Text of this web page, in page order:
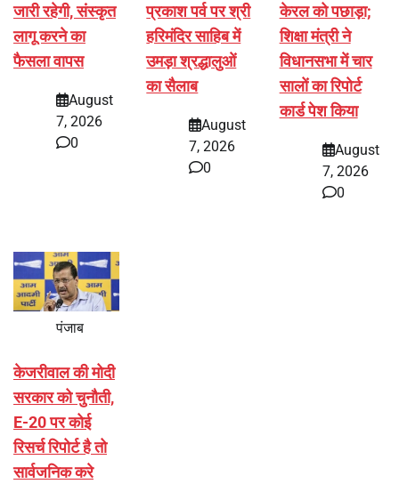
जारी रहेगी, संस्कृत
लागू करने का
फैसला वापस
August
7, 2026
0
प्रकाश पर्व पर श्री
हरिमंदिर साहिब में
उमड़ा श्रद्धालुओं
का सैलाब
August
7, 2026
0
केरल को पछाड़ा;
शिक्षा मंत्री ने
विधानसभा में चार
सालों का रिपोर्ट
कार्ड पेश किया
August
7, 2026
0
पंजाब
केजरीवाल की मोदी
सरकार को चुनौती,
E-20 पर कोई
रिसर्च रिपोर्ट है तो
सार्वजनिक करे